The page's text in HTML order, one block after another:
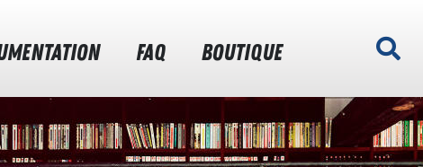
FAQ BOUTIQUE